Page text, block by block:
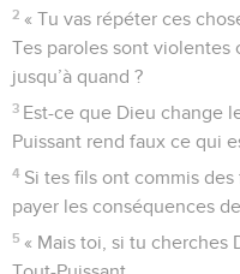
2 « Tu vas répéter ces
Tes paroles sont violentes
jusqu’à quand ?
3 Est-ce que Dieu change
Puissant rend faux ce qui
4 Si tes fils ont commis
payer les conséquences
5 « Mais toi, si tu cherches